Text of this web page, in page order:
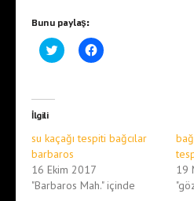
Bunu paylaş:
T
w
e
r
i
n
d
e
F
a
t
y
l
İlgili
su kaçağı tespiti bağcılar
barbaros
16 Ekim 2017
"Barbaros Mah." içinde
19